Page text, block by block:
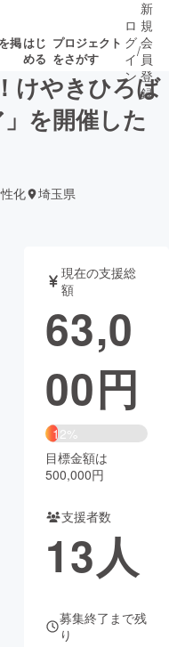
掲はじ
める
プロジェクト
をさがす
書籍・雑誌
チャレンジ
Creation
コミュニティ
ロ
グ
イ
ン
/
新
規
会
員
登
録
けやきひろば
を開催した
化 埼玉県
現在の支援総
額
63,0
00円
12%
目標金額は
500,000円
支援者数
13人
募集終了まで残
り